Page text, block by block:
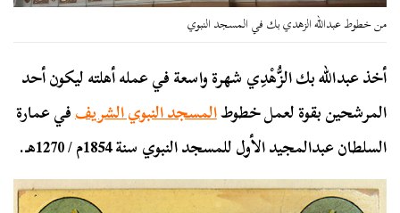
من خطوط عبدالله الزهدي بك في المسجد النبوي
أخذ عبدالله بك الزُّهْدِي شهرة واسعة في عمله أهلته ليكون أحد
المرشحين بقوة لعمل خطوطالمسجد النبوي الشريففي عمارة
السلطان عبدالمجيد الأول للمسجد النبوي سنة 1854م / 1270هـ.